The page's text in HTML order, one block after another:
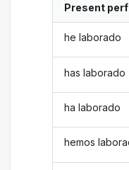
Present
he laborado
has laborado
ha laborado
hemos